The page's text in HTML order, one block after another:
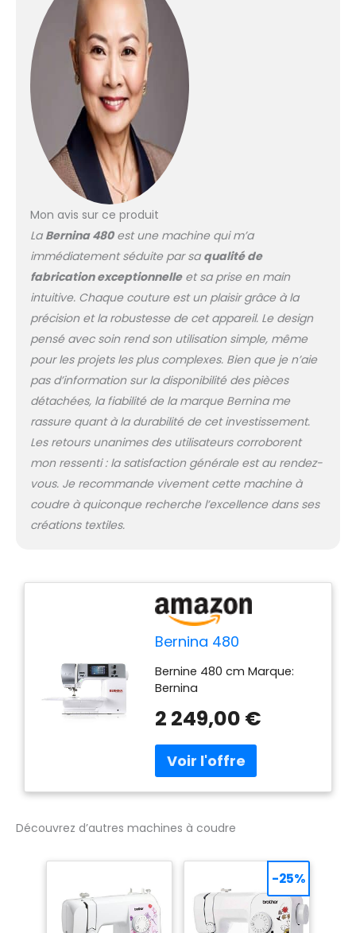
Mon avis sur ce produit
La Bernina 480est une machine qui m’a
immédiatement séduite par sa qualité de
fabrication exceptionnelleet sa prise en main
intuitive. Chaque couture est un plaisir grâce à la
précision et la robustesse de cet appareil. Le design
pensé avec soin rend son utilisation simple, même
pour les projets les plus complexes. Bien que je n’aie
pas d’information sur la disponibilité des pièces
détachées, la fiabilité de la marque Bernina me
rassure quant à la durabilité de cet investissement.
Les retours unanimes des utilisateurs corroborent
mon ressenti : la satisfaction générale est au rendez-
vous. Je recommande vivement cette machine à
coudre à quiconque recherche l’excellence dans ses
créations textiles.
Bernina 480
Bernine 480 cm Marque:
Bernina
2 249,00 €
Découvrez d’autres machines à coudre
-25%